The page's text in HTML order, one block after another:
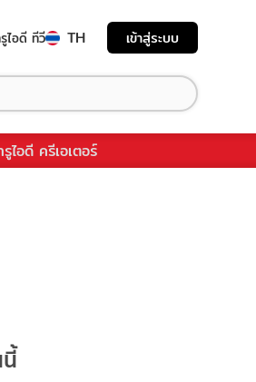
ไอดี ทีวี TH เข้าสู่ระบบ
รูไอดี ครีเอเตอร์